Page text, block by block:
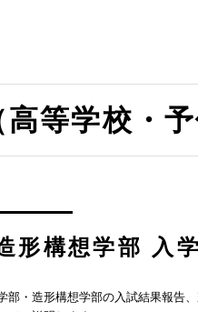
等学校・予
形構想学部 入
・造形構想学部の入試結果報告